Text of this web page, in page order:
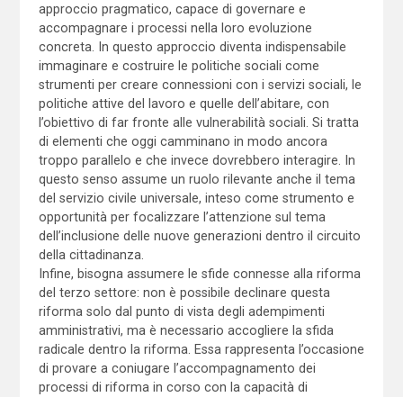
approccio pragmatico, capace di governare e
accompagnare i processi nella loro evoluzione
concreta. In questo approccio diventa indispensabile
immaginare e costruire le politiche sociali come
strumenti per creare connessioni con i servizi sociali, le
politiche attive del lavoro e quelle dell’abitare, con
l’obiettivo di far fronte alle vulnerabilità sociali. Si tratta
di elementi che oggi camminano in modo ancora
troppo parallelo e che invece dovrebbero interagire. In
questo senso assume un ruolo rilevante anche il tema
del servizio civile universale, inteso come strumento e
opportunità per focalizzare l’attenzione sul tema
dell’inclusione delle nuove generazioni dentro il circuito
della cittadinanza.
Infine, bisogna assumere le sfide connesse alla riforma
del terzo settore: non è possibile declinare questa
riforma solo dal punto di vista degli adempimenti
amministrativi, ma è necessario accogliere la sfida
radicale dentro la riforma. Essa rappresenta l’occasione
di provare a coniugare l’accompagnamento dei
processi di riforma in corso con la capacità di